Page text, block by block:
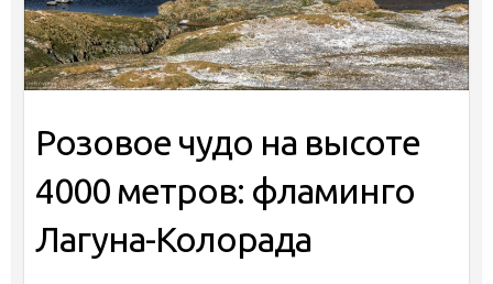
Розовое чудо на высоте
4000 метров: фламинго
Лагуна-Колорада